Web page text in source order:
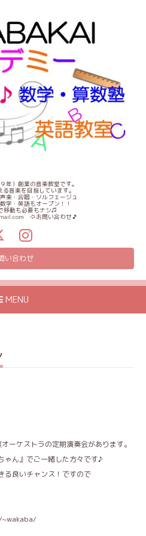
年）創業の音楽教室です。
音楽を目指しています。
楽・合唱・ソルフェージュ
学・英語もオープン！！
移動も必要もナシ♫
⇦お問い合わせ🎵
い合わせ
MENU
ーケストラの定期演奏会があります。
ゃん』でご一緒した方々です♪
る良いチャンス！ですので